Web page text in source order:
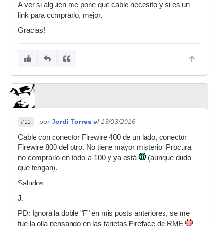
A ver si alguien me pone que cable necesito y si es un
link para comprarlo, mejor.
Gracias!
#11 por Jordi Torres el 13/03/2016
Cable con conector Firewire 400 de un lado, conector
Firewire 800 del otro. No tiene mayor misterio. Procura
no comprarlo en todo-a-100 y ya está
(aunque dudo
que tengan).
Saludos,
J.
PD: Ignora la doble "F" en mis posts anteriores, se me
fue la olla pensando en las tarjetas Fireface de RME